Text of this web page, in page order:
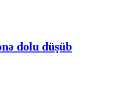
dolu düşüb